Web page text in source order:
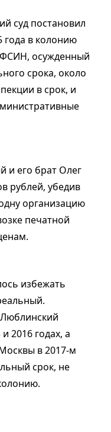
суд постановил
года в колонию
осужденный
срока, около
в срок, и
и его брат Олег
рублей, убедив
организацию
печатной
избежать
2016 годах, а
в 2017-м
срок, не